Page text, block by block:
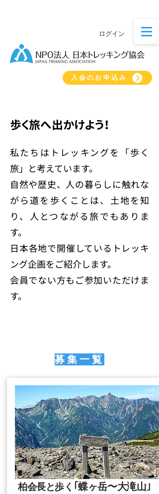
ログイン
入会のお申込み
歩く旅へ出かけよう！
私たちはトレッキングを「歩く
旅」と考えています。
自然や歴史、人の暮らしに触れな
がら道を歩くことは、土地を知
り、人とつながる旅でもありま
す。
日本各地で開催しているトレッキ
ング企画をご紹介します。
会員でない方もご参加いただけま
す。
募集一覧
柏会長と歩く ｢蝶ヶ岳〜大滝山｣